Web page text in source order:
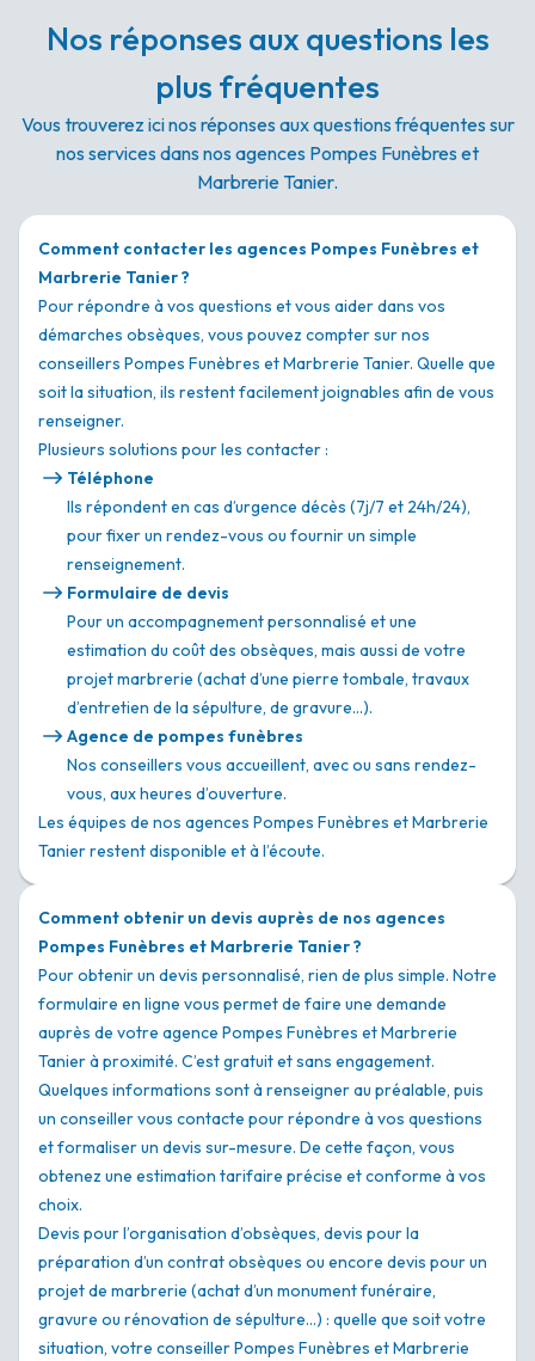
Nos réponses aux questions les
plus fréquentes
Vous trouverez ici nos réponses aux questions fréquentes sur
nos services dans nos agences Pompes Funèbres et
Marbrerie Tanier.
Comment contacter les agences Pompes Funèbres et
Marbrerie Tanier ?
Pour répondre à vos questions et vous aider dans vos
démarches obsèques, vous pouvez compter sur nos
conseillers Pompes Funèbres et Marbrerie Tanier. Quelle que
soit la situation, ils restent facilement joignables afin de vous
renseigner.
Plusieurs solutions pour les contacter :
Téléphone
Ils répondent en cas d’urgence décès (7j/7 et 24h/24),
pour fixer un rendez-vous ou fournir un simple
renseignement.
Formulaire de devis
Pour un accompagnement personnalisé et une
estimation du coût des obsèques, mais aussi de votre
projet marbrerie (achat d’une pierre tombale, travaux
d’entretien de la sépulture, de gravure…).
Agence de pompes funèbres
Nos conseillers vous accueillent, avec ou sans rendez-
vous, aux heures d’ouverture.
Les équipes de nos agences Pompes Funèbres et Marbrerie
Tanier restent disponible et à l’écoute.
Comment obtenir un devis auprès de nos agences
Pompes Funèbres et Marbrerie Tanier ?
Pour obtenir un devis personnalisé, rien de plus simple. Notre
formulaire en ligne vous permet de faire une demande
auprès de votre agence Pompes Funèbres et Marbrerie
Tanier à proximité. C’est gratuit et sans engagement.
Quelques informations sont à renseigner au préalable, puis
un conseiller vous contacte pour répondre à vos questions
et formaliser un devis sur-mesure. De cette façon, vous
obtenez une estimation tarifaire précise et conforme à vos
choix.
Devis pour l’organisation d’obsèques, devis pour la
préparation d’un contrat obsèques ou encore devis pour un
projet de marbrerie (achat d’un monument funéraire,
gravure ou rénovation de sépulture…) : quelle que soit votre
situation, votre conseiller Pompes Funèbres et Marbrerie